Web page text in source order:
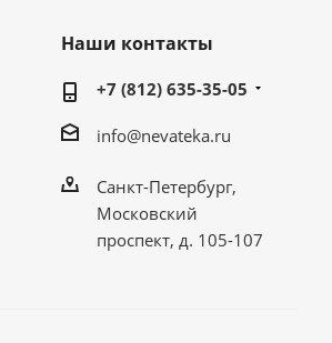
Наши контакты
+7 (812) 635-35-05
info@nevateka.ru
Санкт-Петербург,
Московский
проспект, д. 105-107